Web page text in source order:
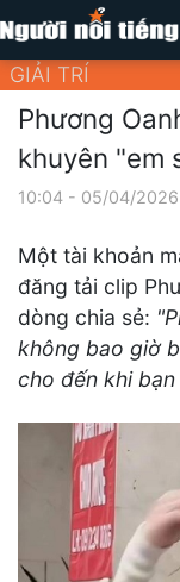
GIẢI TRÍ
Phương
khuyên "em
10:04 - 05/04/2026
Một tài khoản
đăng tải clip
dòng chia sẻ:
không bao giờ
cho đến khi